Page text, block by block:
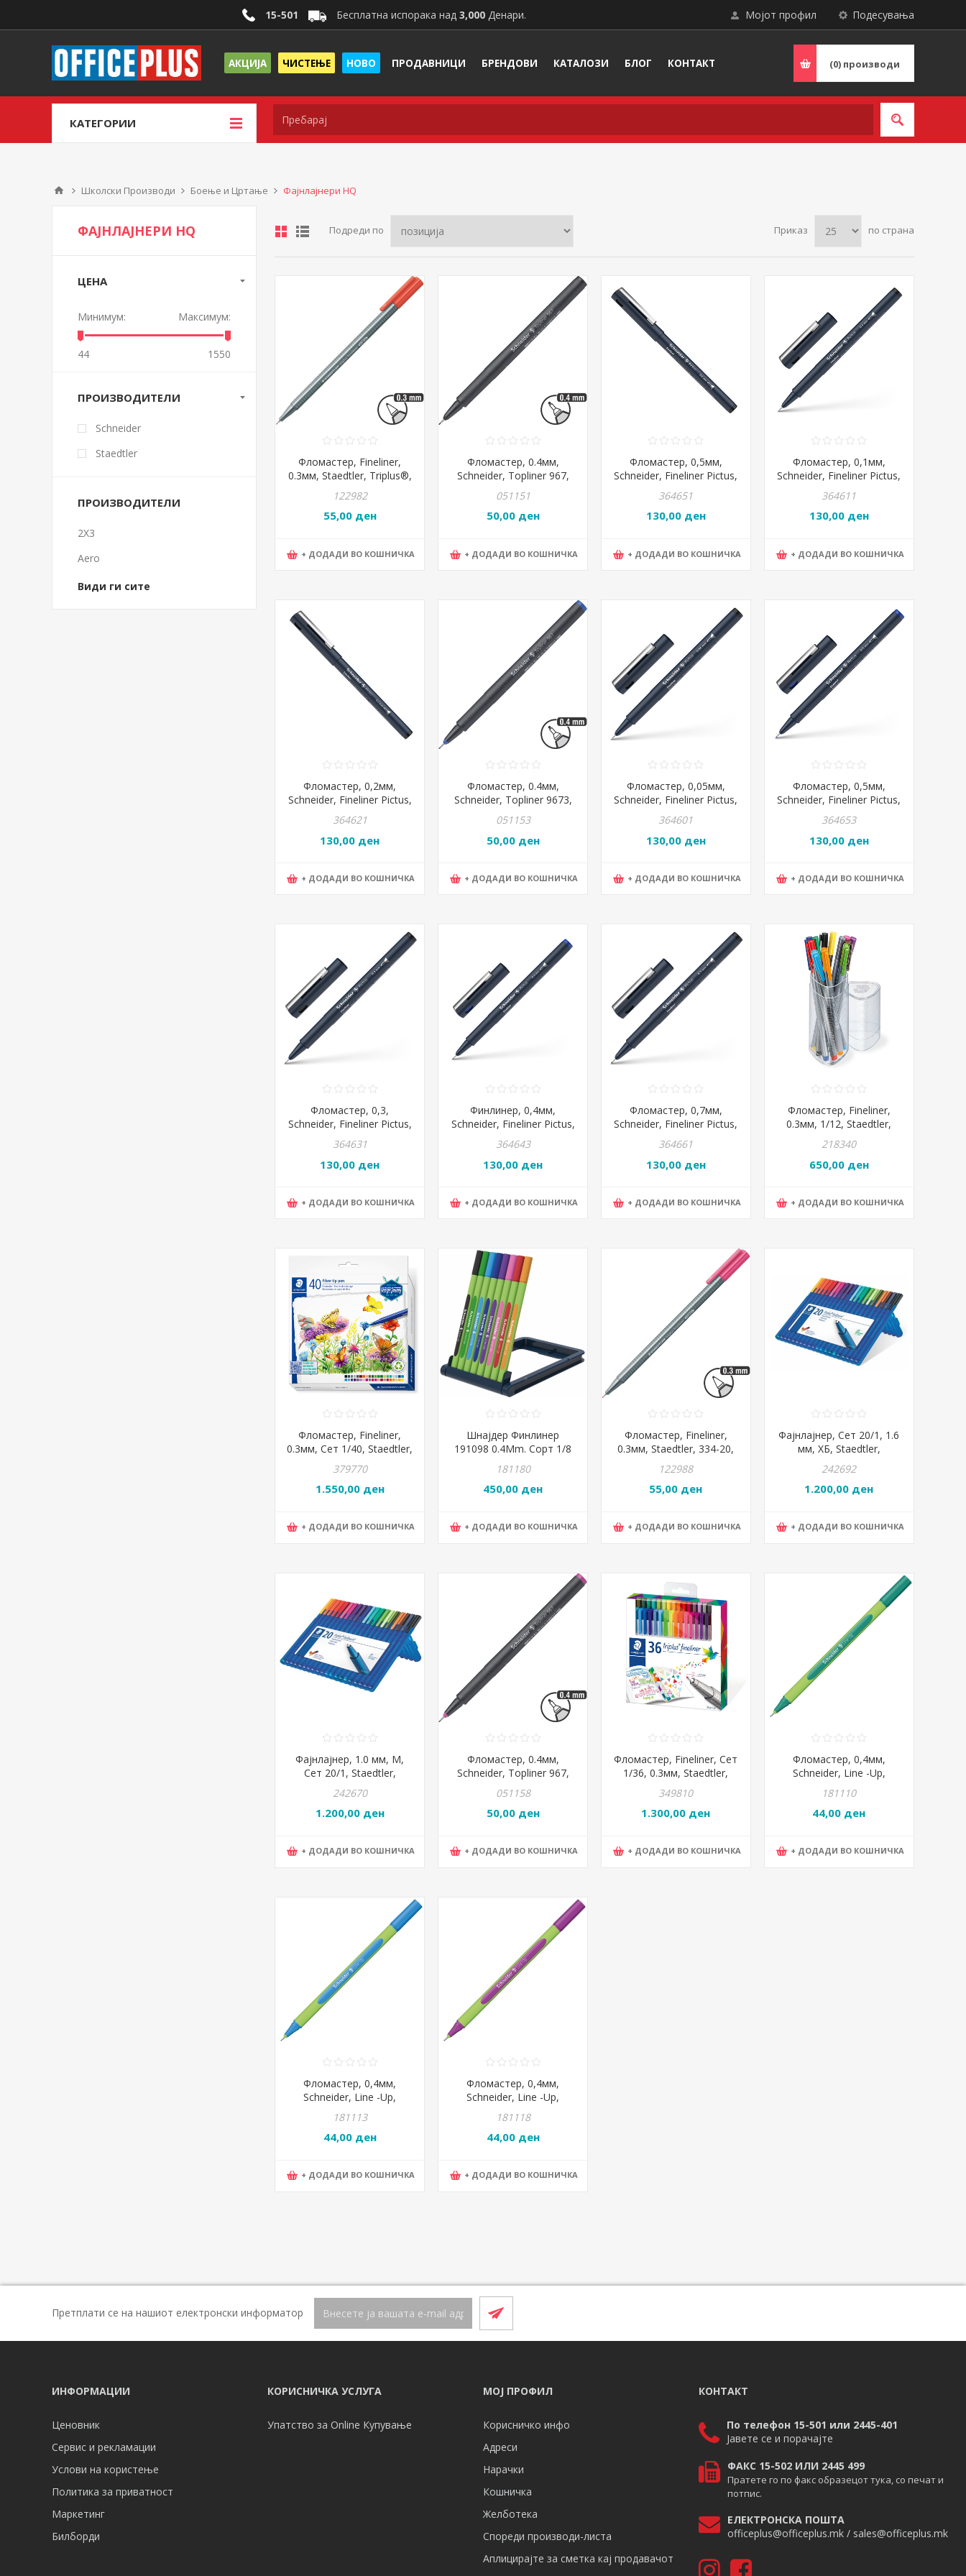
Подесувања
Мојот профил
15-501 Бесплатна испорака над 3,000 Денари.
АКЦИЈА ЧИСТЕЊЕ НОВО ПРОДАВНИЦИ БРЕНДОВИ КАТАЛОЗИ БЛОГ КОНТАКТ (0) производи
КАТЕГОРИИ
Школски Производи Боење и Цртање Фајнлајнери HQ
Подреди по Приказ по страна
Фломастер, Fineliner,
0.3мм, Staedtler, Triplus®,
334-2, Црвена
122982
55,00 ден
+ ДОДАДИ ВО КОШНИЧКА
Фломастер, 0.4мм,
Schneider, Topliner 967,
196701/9671, Црна
051151
50,00 ден
+ ДОДАДИ ВО КОШНИЧКА
Фломастер, 0,5мм,
Schneider, Fineliner Pictus,
197501, Црна
364651
130,00 ден
+ ДОДАДИ ВО КОШНИЧКА
Фломастер, 0,1мм,
Schneider, Fineliner Pictus,
197101, Црна
364611
130,00 ден
+ ДОДАДИ ВО КОШНИЧКА
Фломастер, 0,2мм,
Schneider, Fineliner Pictus,
197201, Црна
364621
130,00 ден
+ ДОДАДИ ВО КОШНИЧКА
Фломастер, 0.4мм,
Schneider, Topliner 9673,
196703, Сина
051153
50,00 ден
+ ДОДАДИ ВО КОШНИЧКА
Фломастер, 0,05мм,
Schneider, Fineliner Pictus,
197001, Црна
364601
130,00 ден
+ ДОДАДИ ВО КОШНИЧКА
Фломастер, 0,5мм,
Schneider, Fineliner Pictus,
197503, Сина
364653
130,00 ден
+ ДОДАДИ ВО КОШНИЧКА
Фломастер, 0,3,
Schneider, Fineliner Pictus,
197301, Црна
364631
130,00 ден
+ ДОДАДИ ВО КОШНИЧКА
Финлинер, 0,4мм,
Schneider, Fineliner Pictus,
197403, Сина
364643
130,00 ден
+ ДОДАДИ ВО КОШНИЧКА
Фломастер, 0,7мм,
Schneider, Fineliner Pictus,
197601, Црна
364661
130,00 ден
+ ДОДАДИ ВО КОШНИЧКА
Фломастер, Fineliner,
0.3мм, 1/12, Staedtler,
triplus®, 334PR12
218340
650,00 ден
+ ДОДАДИ ВО КОШНИЧКА
Фломастер, Fineliner,
0.3мм, Сет 1/40, Staedtler,
Микс бои
379770
1.550,00 ден
+ ДОДАДИ ВО КОШНИЧКА
Шнајдер Финлинер
191098 0.4Mm. Сорт 1/8
181180
450,00 ден
+ ДОДАДИ ВО КОШНИЧКА
Фломастер, Fineliner,
0.3мм, Staedtler, 334-20,
122988
55,00 ден
+ ДОДАДИ ВО КОШНИЧКА
Фајнлајнер, Сет 20/1, 1.6
мм, ХБ, Staedtler,
242692
1.200,00 ден
+ ДОДАДИ ВО КОШНИЧКА
Фајнлајнер, 1.0 мм, M,
Сет 20/1, Staedtler,
242670
1.200,00 ден
+ ДОДАДИ ВО КОШНИЧКА
Фломастер, 0.4мм,
Schneider, Topliner 967,
с.сина + виолетов
051158
50,00 ден
+ ДОДАДИ ВО КОШНИЧКА
Фломастер, Fineliner, Сет
1/36, 0.3мм, Staedtler,
349810
1.300,00 ден
+ ДОДАДИ ВО КОШНИЧКА
Фломастер, 0,4мм,
Schneider, Line -Up,
181110
44,00 ден
+ ДОДАДИ ВО КОШНИЧКА
Фломастер, 0,4мм,
Schneider, Line -Up,
191017, Аласка-Сина
181113
44,00 ден
+ ДОДАДИ ВО КОШНИЧКА
Фломастер, 0,4мм,
Schneider, Line -Up,
191020, Електрик-
Виолетова
181118
44,00 ден
+ ДОДАДИ ВО КОШНИЧКА
ФАЈНЛАЈНЕРИ HQ
ЦЕНА
Минимум: Максимум:
44 1550
ПРОИЗВОДИТЕЛИ
Schneider
Staedtler
ПРОИЗВОДИТЕЛИ
2X3
Aero
Види ги сите
Претплати се на нашиот електронски информатор
ИНФОРМАЦИИ
Ценовник
Сервис и рекламации
Услови на користење
Политика за приватност
Маркетинг
Билборди
КОРИСНИЧКА УСЛУГА
Упатство за Online Купување
МОЈ ПРОФИЛ
Корисничко инфо
Адреси
Нарачки
Кошничка
Желботека
Спореди производи-листа
Аплицирајте за сметка кај продавачот
КОНТАКТ
По телефон 15-501 или 2445-401
Јавете се и порачајте
ФАКС 15-502 ИЛИ 2445 499
Пратете го по факс образецот тука, со печат и
потпис.
ЕЛЕКТРОНСКА ПОШТА
officeplus@officeplus.mk / sales@officeplus.mk